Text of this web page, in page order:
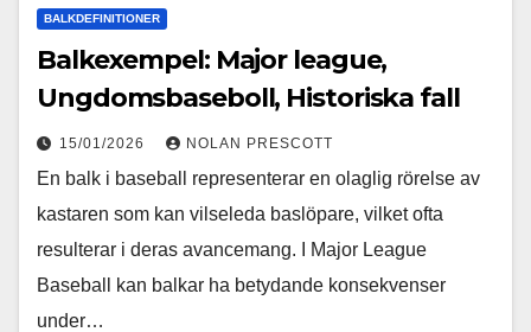
BALKDEFINITIONER
Balkexempel: Major league,
Ungdomsbaseboll, Historiska fall
15/01/2026 NOLAN PRESCOTT
En balk i baseball representerar en olaglig rörelse av
kastaren som kan vilseleda baslöpare, vilket ofta
resulterar i deras avancemang. I Major League
Baseball kan balkar ha betydande konsekvenser
under…